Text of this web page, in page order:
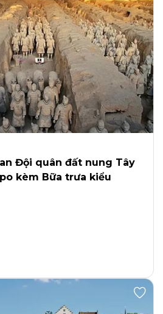
Đội quân đất nung Tây
kèm Bữa trưa kiểu